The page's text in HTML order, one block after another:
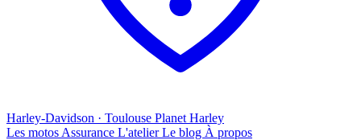
Harley-Davidson · Toulouse Planet Harley
Les motos Assurance L'atelierLe blog À propos